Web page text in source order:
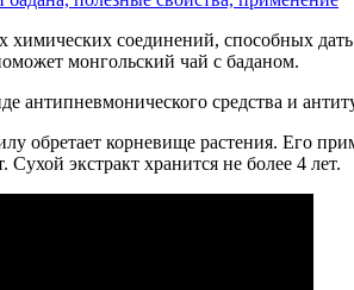
химических соединений, способных
монгольский чай с баданом.
антипневмонического средства и
обретает корневище растения. Его
экстракт хранится не более 4 лет.